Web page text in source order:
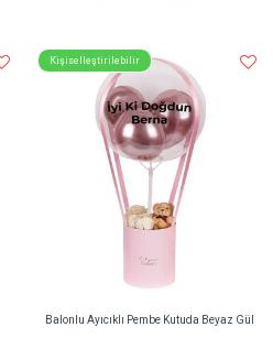
Kişiselleştirilebilir
Balonlu Ayıcıklı Pembe Kutuda Beyaz Gül